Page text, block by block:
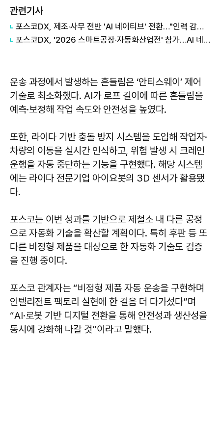
관련기사
포스코DX, 제조·사무 전반 'AI 네이티브' 전환…"인력 감축보다 업무 고도화 초점"
포스코DX, '2026 스마트공장·자동화산업전' 참가…AI 네이티브 전환 본격화
운송 과정에서 발생하는 흔들림은 ‘안티스웨이’ 제어
기술로 최소화했다. AI가 로프 길이에 따른 흔들림을
예측·보정해 작업 속도와 안전성을 높였다.
또한, 라이다 기반 충돌 방지 시스템을 도입해 작업자·
차량의 이동을 실시간 인식하고, 위험 발생 시 크레인
운행을 자동 중단하는 기능을 구현했다. 해당 시스템
에는 라이다 전문기업 아이요봇의 3D 센서가 활용됐
다.
포스코는 이번 성과를 기반으로 제철소 내 다른 공정
으로 자동화 기술을 확산할 계획이다. 특히 후판 등 또
다른 비정형 제품을 대상으로 한 자동화 기술도 검증
을 진행 중이다.
포스코 관계자는 “비정형 제품 자동 운송을 구현하며
인텔리전트 팩토리 실현에 한 걸음 더 다가섰다”며
“AI·로봇 기반 디지털 전환을 통해 안전성과 생산성을
동시에 강화해 나갈 것”이라고 말했다.